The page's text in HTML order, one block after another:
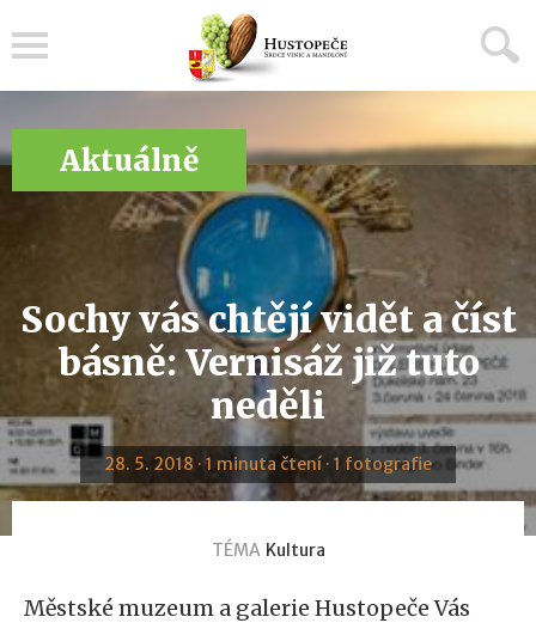
Aktuálně
Sochy vás chtějí vidět a číst
básně: Vernisáž již tuto
neděli
28. 5. 2018 · 1 minuta čtení · 1 fotografie
TÉMA Kultura
Městské muzeum a galerie Hustopeče Vás